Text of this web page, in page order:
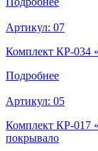
Артикул: 07
Комплект КР-034
Подробнее
Артикул: 05
Комплект КР-017
покрывало